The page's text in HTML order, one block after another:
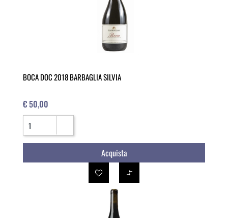
BOCA DOC 2018 BARBAGLIA SILVIA
€ 50,00
Quantità
Acquista